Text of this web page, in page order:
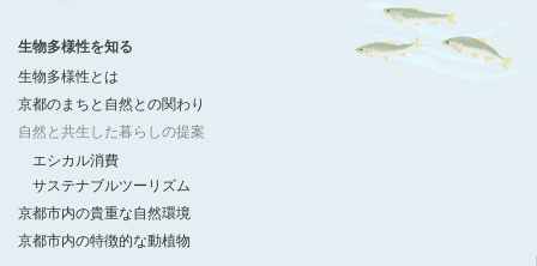
生物多様性を知る
生物多様性とは
京都のまちと自然との関わり
自然と共生した暮らしの提案
エシカル消費
サステナブルツーリズム
京都市内の貴重な自然環境
京都市内の特徴的な動植物